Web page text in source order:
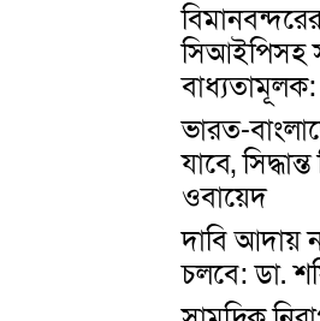
সিআইপিসহ
বাধ্যতামূলক:
ভারত-
যাবে,
ওবায়েদ
দাবি আদায়
চলবে: ডা.